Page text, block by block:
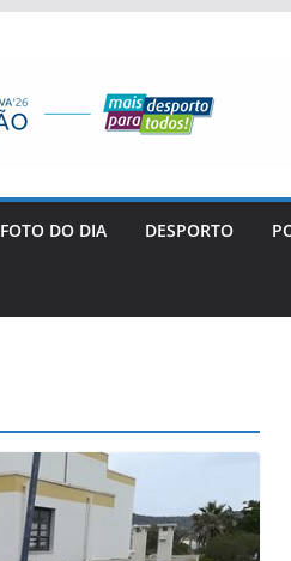
FOTO DO DIA DESPORTO